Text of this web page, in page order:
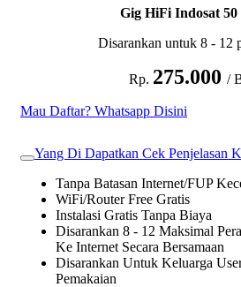
Gig HiFi Indosat 50
Disarankan untuk 8 - 12
Rp. 275.000 /
Mau Daftar? Whatsapp Disini
Yang Di Dapatkan Cek Penjelasan
Tanpa Batasan Internet/FUP
WiFi/Router Free Gratis
Instalasi Gratis Tanpa Biaya
Disarankan 8 - 12 Maksimal
Ke Internet Secara Bersamaan
Disarankan Untuk Keluarga
Pemakaian